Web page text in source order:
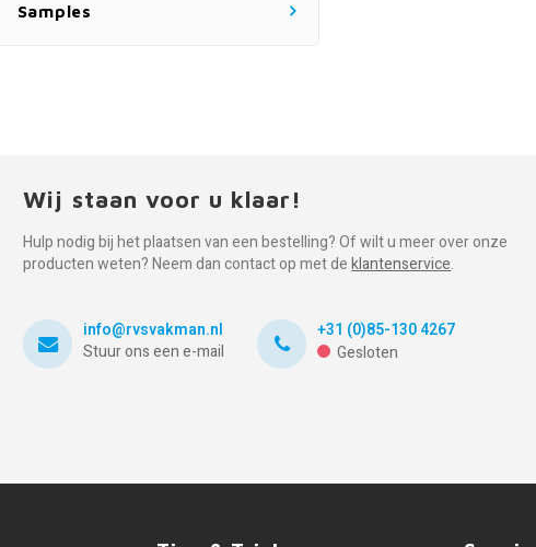
Samples
Wij staan voor u klaar!
Hulp nodig bij het plaatsen van een bestelling? Of wilt u meer over onze
producten weten? Neem dan contact op met deklantenservice.
info@rvsvakman.nl
Stuur ons een e-mail
+31 (0)85-130 4267
Gesloten